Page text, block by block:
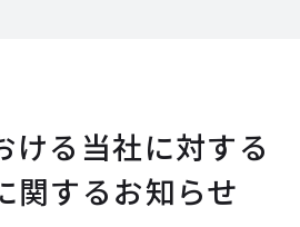
ける当社に対する
関するお知らせ